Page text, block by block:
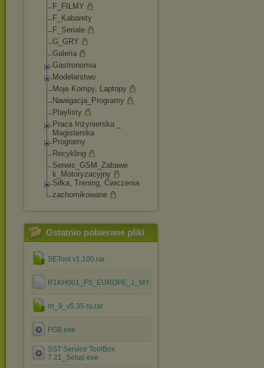
F_FILMY
F_Kabarety
F_Seriale
G_GRY
Galeria
Gastronomia
Modelarstwo
Moje Kompy, Laptopy
Nawigacja_Programy
Playlisty
Praca Inżynierska _
Magisterska
Programy
Recykling
Serwis_GSM_Zabawe
k_Motoryzacyjny
Siłka, Trening, Ćwiczenia
zachomikowane
Ostatnio pobierane pliki
SETool v1.100.rar
R1KH001_FS_EUROPE_1_MY_RED_CID52.ssw
rh_9_v5.35 ru.rar
FGB.exe
SST Service ToolBox
7.21_Setup.exe